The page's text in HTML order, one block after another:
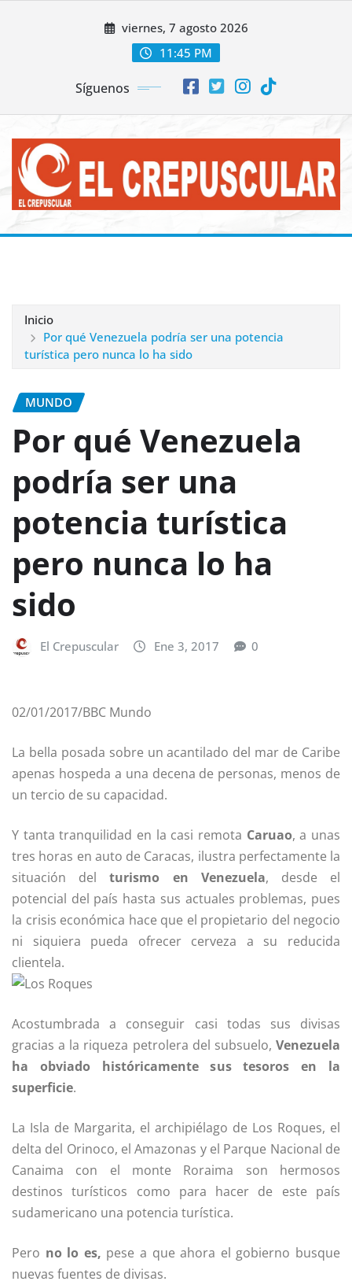
viernes, 7 agosto 2026
11:45 PM
Síguenos
Inicio
Por qué Venezuela podría ser una potencia
turística pero nunca lo ha sido
MUNDO
Por qué Venezuela
podría ser una
potencia turística
pero nunca lo ha
sido
El Crepuscular Ene 3, 2017 0
02/01/2017/BBC Mundo
La bella posada sobre un acantilado del mar de Caribe
apenas hospeda a una decena de personas, menos de
un tercio de su capacidad.
Y tanta tranquilidad en la casi remota Caruao, a unas
tres horas en auto de Caracas, ilustra perfectamente la
situación delturismo en Venezuela, desde el
potencial del país hasta sus actuales problemas, pues
la crisis económica hace que el propietario del negocio
ni siquiera pueda ofrecer cerveza a su reducida
clientela.
Acostumbrada a conseguir casi todas sus divisas
gracias a la riqueza petrolera del subsuelo, Venezuela
ha obviado históricamente sus tesoros en la
superficie.
La Isla de Margarita, el archipiélago de Los Roques, el
delta del Orinoco, el Amazonas y el Parque Nacional de
Canaima con el monte Roraima son hermosos
destinos turísticos como para hacer de este país
sudamericano una potencia turística.
Pero no lo es, pese a que ahora el gobierno busque
nuevas fuentes de divisas.